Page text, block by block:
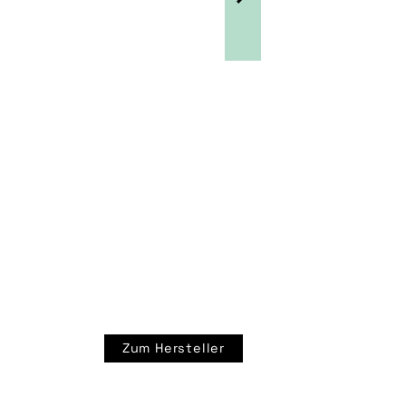
Zum Hersteller